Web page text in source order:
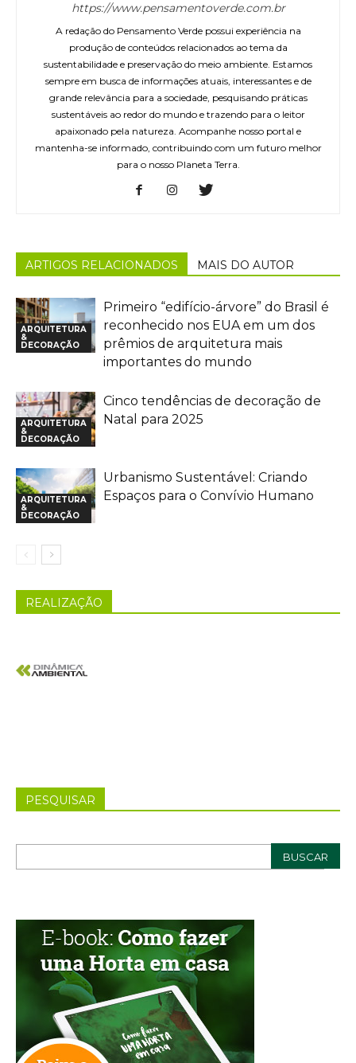
https://www.pensamentoverde.com.br
A redação do Pensamento Verde possui experiência na
produção de conteúdos relacionados ao tema da
sustentabilidade e preservação do meio ambiente. Estamos
sempre em busca de informações atuais, interessantes e de
grande relevância para a sociedade, pesquisando práticas
sustentáveis ao redor do mundo e trazendo para o leitor
apaixonado pela natureza. Acompanhe nosso portal e
mantenha-se informado, contribuindo com um futuro melhor
para o nosso Planeta Terra.
ARTIGOS RELACIONADOS MAIS DO AUTOR
ARQUITETURA
&
DECORAÇÃO
Primeiro “edifício-árvore” do Brasil é
reconhecido nos EUA em um dos
prêmios de arquitetura mais
importantes do mundo
ARQUITETURA
&
DECORAÇÃO
Cinco tendências de decoração de
Natal para 2025
ARQUITETURA
&
DECORAÇÃO
Urbanismo Sustentável: Criando
Espaços para o Convívio Humano
REALIZAÇÃO
PESQUISAR